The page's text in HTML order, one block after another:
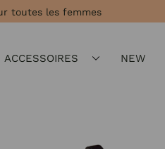
toutes les femmes
ACCESSOIRES NEW